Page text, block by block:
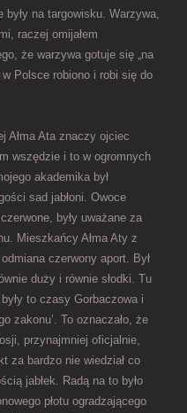
były na targowisku. Warzywa,
raczej omijałem
że warzywa gotuje się „na
Polsce robiono i robi się do
Ałma Ata znaczy ojciec
wszędzie i to w ogromnych
akademika był
sad jabłoni. Owoce
były uważane za
Mieszkańcy Ałma Aty z
czerwony aport. Był
duży i równie słodki. Tu
to czasy Gorbaczowa i
zakonu’. To oznaczało, że
przynajmniej oficjalnie,
za bardzo nie wiedział co
jabłek. Radą na to było
płotu ogradzającego